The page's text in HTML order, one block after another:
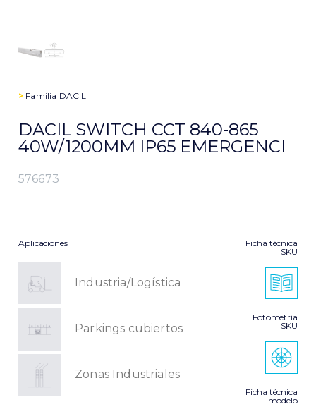
> Familia DACIL
DACIL SWITCH CCT 840-865
40W/1200MM IP65 EMERGENCI
576673
Aplicaciones
Industria/Logística
Parkings cubiertos
Zonas Industriales
Ficha técnica
SKU
Fotometría
SKU
Ficha técnica
modelo